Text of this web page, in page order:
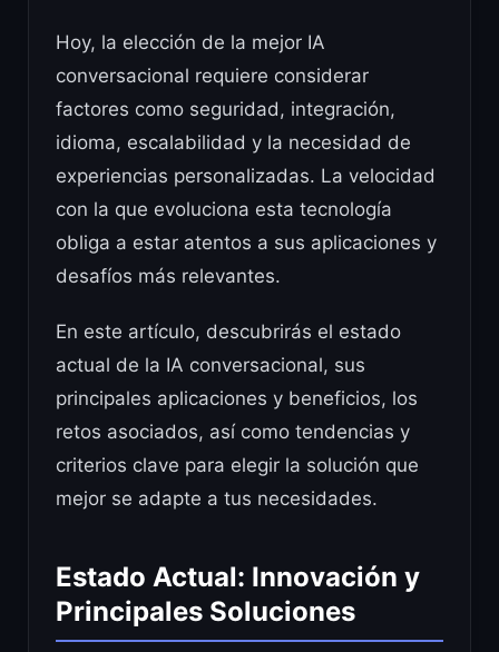
Hoy, la elección de la mejor IA
conversacional requiere considerar
factores como seguridad, integración,
idioma, escalabilidad y la necesidad de
experiencias personalizadas. La velocidad
con la que evoluciona esta tecnología
obliga a estar atentos a sus aplicaciones y
desafíos más relevantes.
En este artículo, descubrirás el estado
actual de la IA conversacional, sus
principales aplicaciones y beneficios, los
retos asociados, así como tendencias y
criterios clave para elegir la solución que
mejor se adapte a tus necesidades.
Estado Actual: Innovación y
Principales Soluciones